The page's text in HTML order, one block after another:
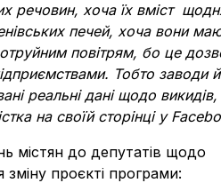
речовин, хоча їх вміст
печей, хоча вони
повітрям, бо це
Тобто заводи й
реальні дані щодо
на своїй сторінці у
містян до депутатів щодо
проєкті програми: